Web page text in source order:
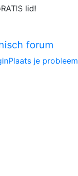
lid!
Plaats je probleem